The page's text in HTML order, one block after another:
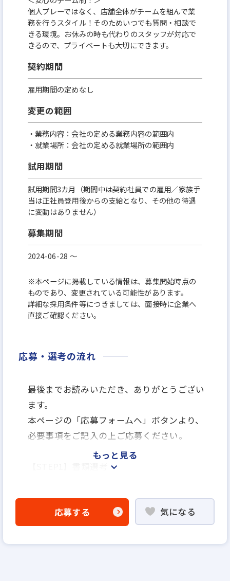
個人プレーではなく、店舗全体がチームを組んで業
務を行うスタイル！そのためいつでも質問・相談で
きる環境。お休みの時も代わりのスタッフが対応で
きるので、プライベートも大切にできます。
契約期間
雇用期間の定めなし
変更の範囲
・業務内容：会社の定める業務内容の範囲内
・就業場所：会社の定める就業場所の範囲内
試用期間
試用期間3カ月（期間中は契約社員での雇用／家族手
当は正社員登用後からの支給となり、その他の待遇
に変動はありません）
募集期間
2024-06-28 〜
※本ページに掲載している情報は、募集開始時点の
ものであり、変更されている可能性があります。
詳細な採用条件等につきましては、面接時に企業へ
直接ご確認ください。
応募・選考の流れ
最後までお読みいただき、ありがとうござい
ます。
本ページの「応募フォームヘ」ボタンより、
必要事項をご記入の上ご応募ください。
【STEP2】面接1回＋適性検査・筆記試験
【STEP3】内定
もっと見る
応募する 気になる